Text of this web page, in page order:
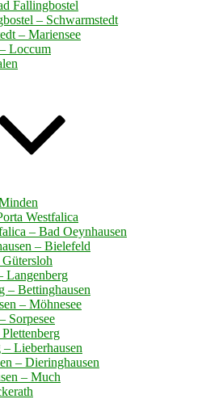
Fallingbostel
– Schwarmstedt
– Mariensee
Loccum
Westfalica
– Bad Oeynhausen
– Bielefeld
Langenberg
– Bettinghausen
– Möhnesee
Sorpesee
Plettenberg
– Lieberhausen
– Dieringhausen
– Much